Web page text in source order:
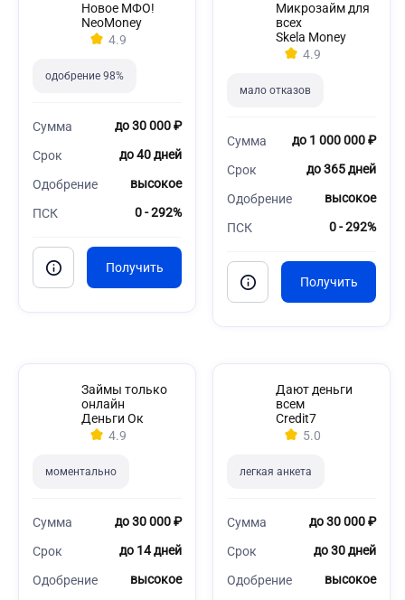
Новое МФО!
NeoMoney
4.9
одобрение 98%
Сумма до 30 000 ₽
Срок до 40 дней
Одобрение высокое
ПСК 0 - 292%
Микрозайм для
всех
Skela Money
4.9
мало отказов
Сумма до 1 000 000 ₽
Срок до 365 дней
Одобрение высокое
ПСК 0 - 292%
Займы только
онлайн
Деньги Ок
4.9
моментально
Сумма до 30 000 ₽
Срок до 14 дней
Одобрение высокое
Дают деньги
всем
Credit7
5.0
легкая анкета
Сумма до 30 000 ₽
Срок до 30 дней
Одобрение высокое